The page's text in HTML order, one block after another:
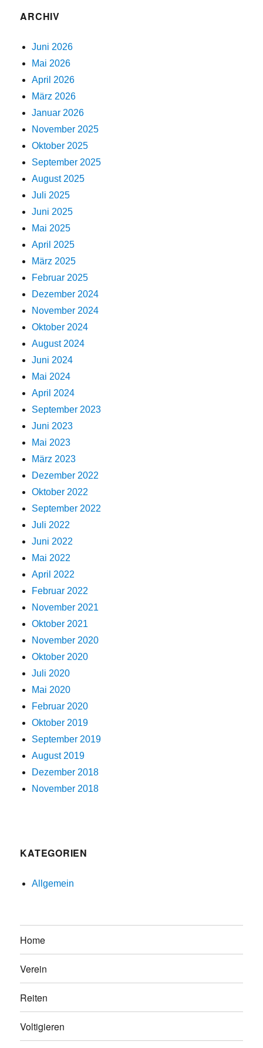
ARCHIV
Juni 2026
Mai 2026
April 2026
März 2026
Januar 2026
November 2025
Oktober 2025
September 2025
August 2025
Juli 2025
Juni 2025
Mai 2025
April 2025
März 2025
Februar 2025
Dezember 2024
November 2024
Oktober 2024
August 2024
Juni 2024
Mai 2024
April 2024
September 2023
Juni 2023
Mai 2023
März 2023
Dezember 2022
Oktober 2022
September 2022
Juli 2022
Juni 2022
Mai 2022
April 2022
Februar 2022
November 2021
Oktober 2021
November 2020
Oktober 2020
Juli 2020
Mai 2020
Februar 2020
Oktober 2019
September 2019
August 2019
Dezember 2018
November 2018
KATEGORIEN
Allgemein
Home
Verein
Reiten
Voltigieren